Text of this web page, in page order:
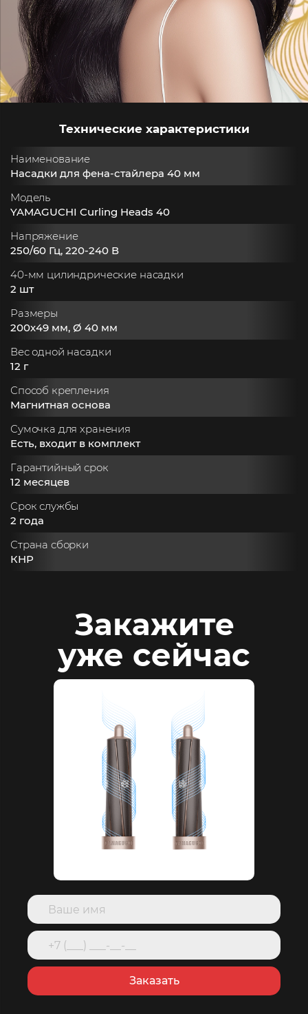
Технические характеристики
Наименование
Насадки для фена-стайлера 40 мм
Модель
YAMAGUCHI Curling Heads 40
Напряжение
250/60 Гц, 220-240 В
40-мм цилиндрические насадки
2 шт
Размеры
200х49 мм, Ø 40 мм
Вес одной насадки
12 г
Способ крепления
Магнитная основа
Сумочка для хранения
Есть, входит в комплект
Гарантийный срок
12 месяцев
Срок службы
2 года
Страна сборки
КНР
Закажите
уже сейчас
Заказать